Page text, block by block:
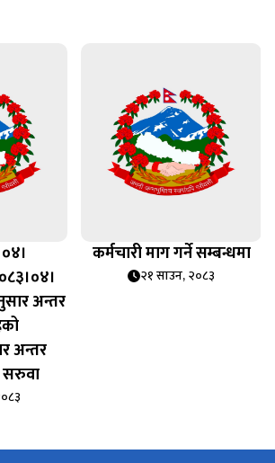
अन्तर
अन्तर
सरुवा
कर्मचारी माग गर्ने सम्बन्धमा
२१ साउन, २०८३